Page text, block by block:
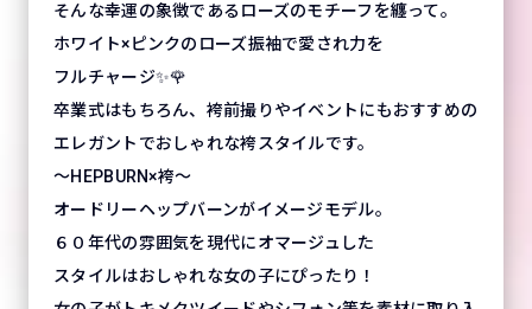
そんな幸運の象徴であるローズのモチーフを纏って。
ホワイト×ピンクのローズ振袖で愛され力を
フルチャージ✨🌹
卒業式はもちろん、袴前撮りやイベントにもおすすめの
エレガントでおしゃれな袴スタイルです。
～HEPBURN×袴～
オードリーヘップバーンがイメージモデル。
６０年代の雰囲気を現代にオマージュした
スタイルはおしゃれな女の子にぴったり！